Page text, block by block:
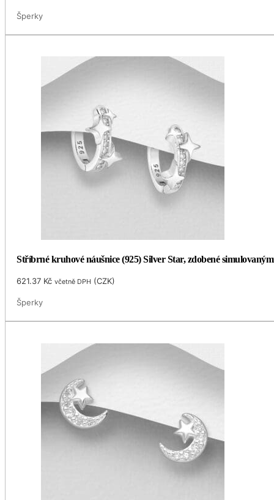
Šperky
Stříbrné kruhové náušnice (925) Silver Star, zdobené
621.37 Kč včetně DPH (CZK)
Šperky